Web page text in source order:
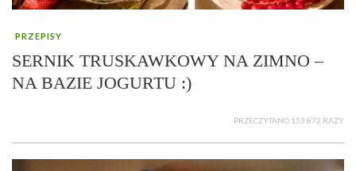
PRZEPISY
SERNIK TRUSKAWKOWY NA ZIMNO –
NA BAZIE JOGURTU :)
PRZECZYTANO 153 872 RAZY